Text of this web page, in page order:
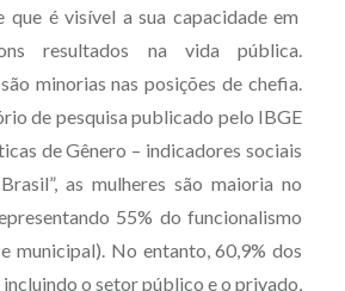
que é visível a sua capacidade em
resultados na vida pública.
minorias nas posições de chefia.
de pesquisa publicado pelo IBGE
de Gênero – indicadores sociais
as mulheres são maioria no
55% do funcionalismo
municipal). No entanto, 60,9% dos
o setor público e o privado,